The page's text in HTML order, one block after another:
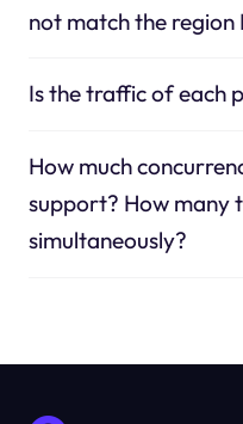
not match the region
Is the traffic of each
How much
support? How many
simultaneously?